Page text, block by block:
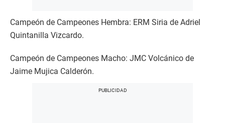
Campeón de Campeones Hembra: ERM Siria de Adriel
Quintanilla Vizcardo.
Campeón de Campeones Macho: JMC Volcánico de
Jaime Mujica Calderón.